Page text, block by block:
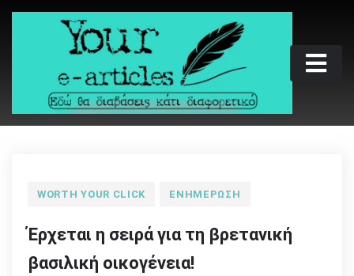
Skip
Your e-articles
Εδώ θα διαβάσεις κάτι διαφορετικό
WORTH YOUR CLICK ΕΝΗΜΈΡΩΣΗ
Έρχεται η σειρά για τη βρετανική
βασιλική οικογένεια!